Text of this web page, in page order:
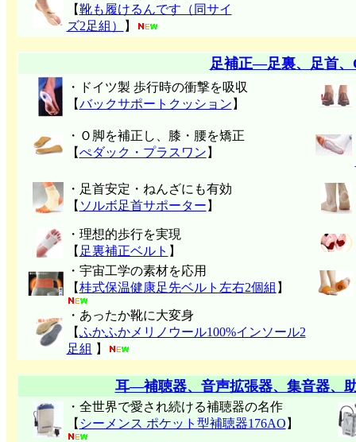
【靴も履けるんです（同サイ
ズ2足組）
】
足補正―足裏、足首
・ドイツ製 歩行時の衝撃を吸収
【バックサポートクッション 】
・Ｏ脚を補正し、膝・腰を矯正
【ぺダック・プラスワン 】
・足首安定・ねんざにも有効
【 ソルボ足首サポーター 】
・理想的歩行を実現
【 足裏補正ベルト 】
・宇宙工学の素材を応用
【桂式保温健康足先ベルト左右2個組 】
・あったか靴に大変身
【ふかふかメリノウール100%インソール2
足組 】
耳―補聴器、音声拡張器、集音器、
・全世界で愛され続ける補聴器の名作
【 シーメンス ポケット型補聴器176AO 】